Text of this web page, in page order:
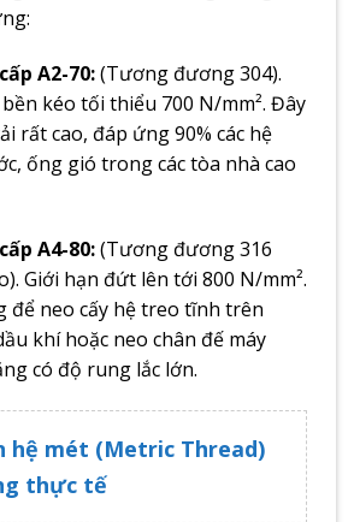
A2-70:(Tương đương 304).
kéo tối thiểu 700 N/mm². Đây
rất cao, đáp ứng 90% các hệ
ống gió trong các tòa nhà cao
A4-80:(Tương đương 316
Giới hạn đứt lên tới 800 N/mm².
để neo cấy hệ treo tĩnh trên
khí hoặc neo chân đế máy
có độ rung lắc lớn.
hệ mét (Metric Thread)
thực tế